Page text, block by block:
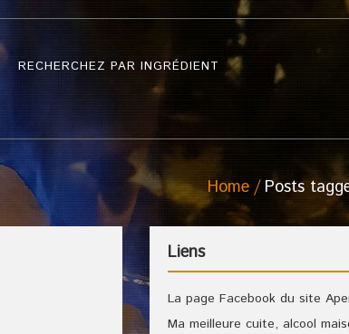
RECHERCHEZ PAR INGRÉDIENT
Home Posts
Liens
La page Facebook du site
Ma meilleure cuite, alcool